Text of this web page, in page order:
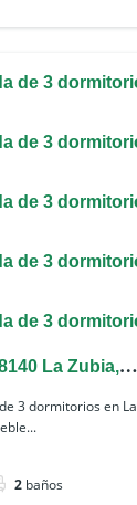
La Zubia,
3 dormitorios en La
2 baños